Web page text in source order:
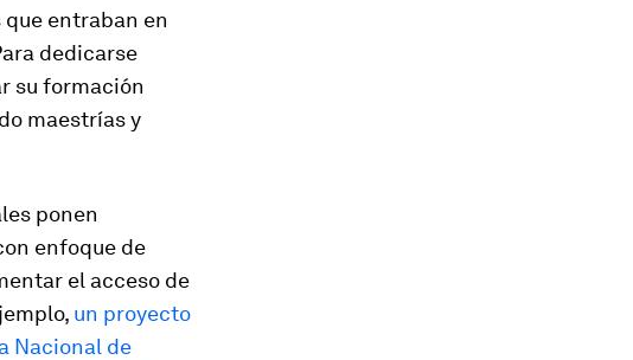
entraban en
dedicarse
su formación
maestrías y
ponen
enfoque de
el acceso de
un proyecto
Nacional de